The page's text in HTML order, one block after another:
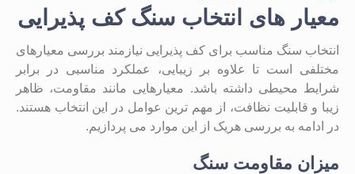
معیار های انتخاب سنگ کف پذیرایی
انتخاب سنگ مناسب برای کف پذیرایی نیازمند بررسی معیارهای
مختلفی است تا علاوه بر زیبایی، عملکرد مناسبی در برابر
شرایط محیطی داشته باشد. معیارهایی مانند مقاومت، ظاهر
زیبا و قابلیت نظافت، از مهم ‌ترین عوامل در این انتخاب هستند.
در ادامه به بررسی هریک از این موارد می پردازیم.
میزان مقاومت سنگ